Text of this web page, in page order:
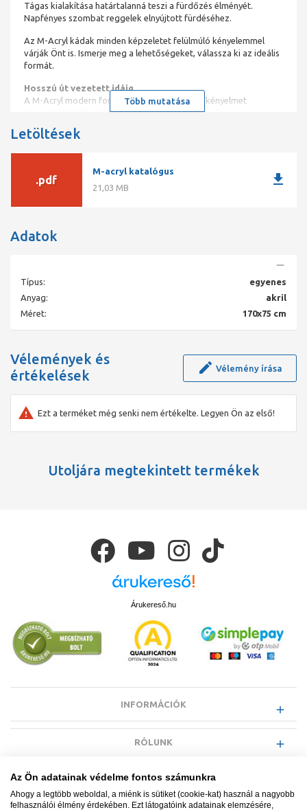
Tágas kialakítása határtalanná teszi a fürdőzés élményét.
Napfényes szombat reggelek elnyújtott fürdéséhez.
Az M-Acryl kádak minden képzeletet felülmúló kényelemmel
várják Önt is. Ismerje meg a lehetőségeket, válassza ki az ideális
formát.
Hosszú út vezetett idáig
A M-Acryl modern formavilágú és különleges kényelmet
biztosító fürdőkádak. Ez idő alatt nem csak minőségi
alapanyagból készült kádakat hoztunk létre, hanem a tökéletes
kikapcsolódás lehetőségét is. Családok, szomszédok, ismerősök
Nem kell elutaznia, hogy egy drága wellness hétvégén oldja le
magáról a mindennapok nehézségeit. A különböző formájú és
Több mutatása
Letöltések
.pdf
M-acryl katalógus
21,03 MB
download
Adatok
Típus:
egyenes
Anyag:
akril
Méret:
170x75 cm
Vélemények és
értékelések
Vélemény írása
Ezt a terméket még senki nem értékelte. Legyen Ön az első!
Utoljára megtekintett termékek
Árukereső.hu
INFORMÁCIÓK
RÓLUNK
EGYÉB INFORMÁCIÓK
Az Ön adatainak védelme fontos számunkra
Ahogy a legtöbb weboldal, a miénk is sütiket (cookie-kat) használ a nagyobb
felhasználói élmény érdekében. Ezt látogatóink adatainak elemzésére,